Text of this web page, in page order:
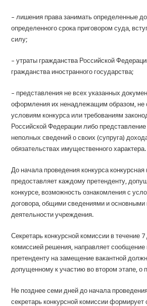
– лишения права занимать определенные
определенного срока приговором суда,
силу;
– утраты гражданства Российской
гражданства иностранного государства;
– представления не всех указанных
оформления их ненадлежащим образом, не
условиям конкурса или требованиям
Российской Федерации либо
неполных сведений о своих (супруга)
обязательствах имущественного характера.
До начала проведения конкурса конкурсная
предоставляет каждому претенденту,
конкурсе, возможность ознакомления с
договора, общими сведениями и основными
деятельности учреждения.
Секретарь конкурсной комиссии в течение
комиссией решения, направляет
претенденту на замещение вакантной
допущенному к участию во втором этапе, о
Не позднее семи дней до начала
секретарь конкурсной комиссии формирует